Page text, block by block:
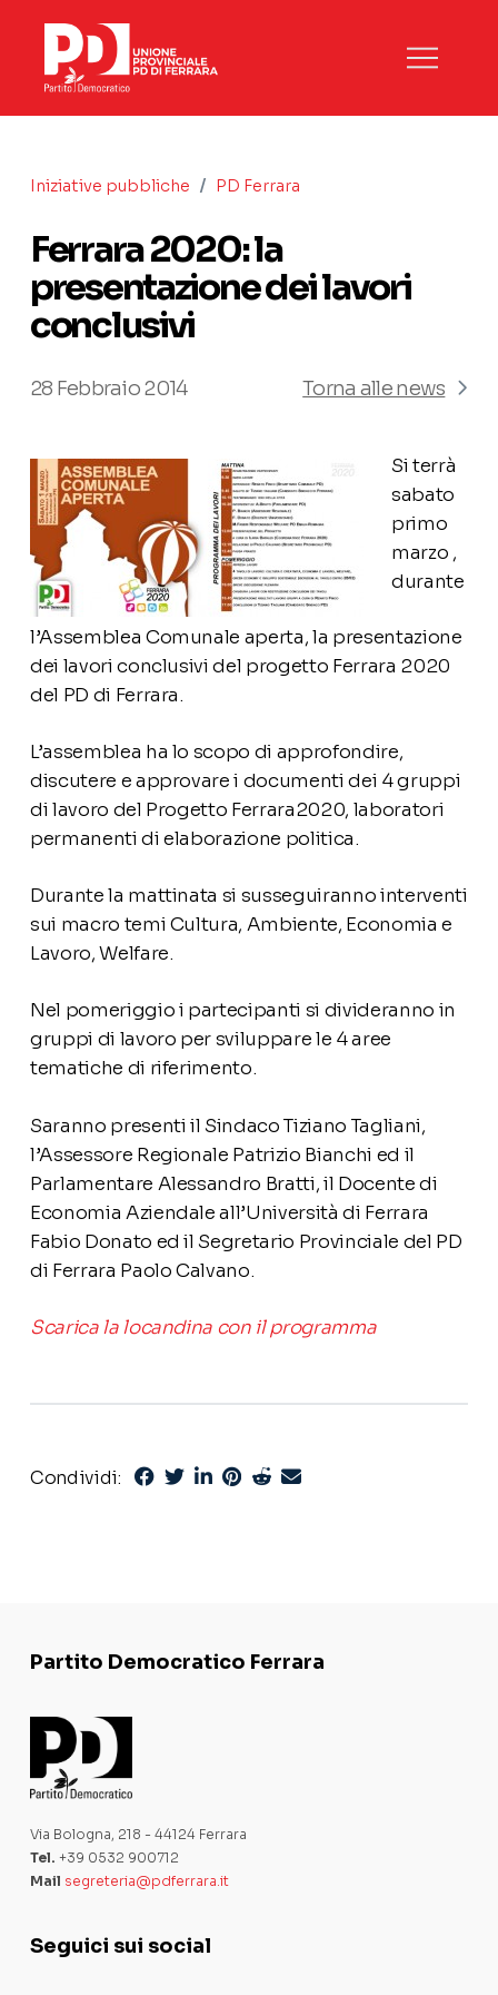
Iniziative pubbliche / PD Ferrara
Ferrara 2020: la
presentazione dei lavori
conclusivi
28 Febbraio 2014 Torna alle news
Si terrà
sabato
primo
marzo ,
durante
l’Assemblea Comunale aperta, la presentazione
dei lavori conclusivi del progetto Ferrara 2020
del PD di Ferrara.
L’assemblea ha lo scopo di approfondire,
discutere e approvare i documenti dei 4 gruppi
di lavoro del Progetto Ferrara2020, laboratori
permanenti di elaborazione politica.
Durante la mattinata si susseguiranno interventi
sui macro temi Cultura, Ambiente, Economia e
Lavoro, Welfare.
Nel pomeriggio i partecipanti si divideranno in
gruppi di lavoro per sviluppare le 4 aree
tematiche di riferimento.
Saranno presenti il Sindaco Tiziano Tagliani,
l’Assessore Regionale Patrizio Bianchi ed il
Parlamentare Alessandro Bratti, il Docente di
Economia Aziendale all’Università di Ferrara
Fabio Donato ed il Segretario Provinciale del PD
di Ferrara Paolo Calvano.
Scarica la locandina con il programma
Condividi:
Partito Democratico Ferrara
Via Bologna, 218 - 44124 Ferrara
Tel. +39 0532 900712
Mail segreteria@pdferrara.it
Seguici sui social